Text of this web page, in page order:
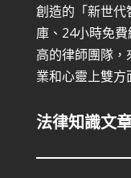
創造的「新世
庫、24小時免
高的律師團隊
業和心靈上雙方
法律知識文